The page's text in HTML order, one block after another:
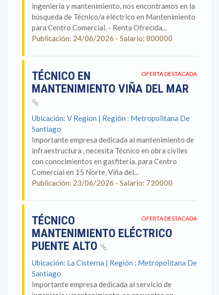
ingeniería y mantenimiento, nos encontramos en la
búsqueda de Técnico/a eléctrico en Mantenimiento
para Centro Comercial. - Renta Ofrecida...
Publicación: 24/06/2026 - Salario: 800000
OFERTA DESTACADA
TÉCNICO EN
MANTENIMIENTO VIÑA DEL MAR
Ubicación: V Region | Región : Metropolitana De
Santiago
Importante empresa dedicada al mantenimiento de
infraestructura , necesita Técnico en obra civiles
con conocimientos en gasfitería, para Centro
Comercial en 15 Norte, Viña del...
Publicación: 23/06/2026 - Salario: 720000
OFERTA DESTACADA
TÉCNICO
MANTENIMIENTO ELÉCTRICO
PUENTE ALTO
Ubicación: La Cisterna | Región : Metropolitana De
Santiago
Importante empresa dedicada al servicio de